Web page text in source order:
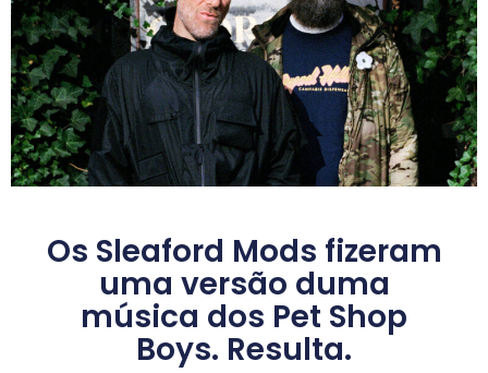
Os Sleaford Mods fizeram
uma versão duma
música dos Pet Shop
Boys. Resulta.